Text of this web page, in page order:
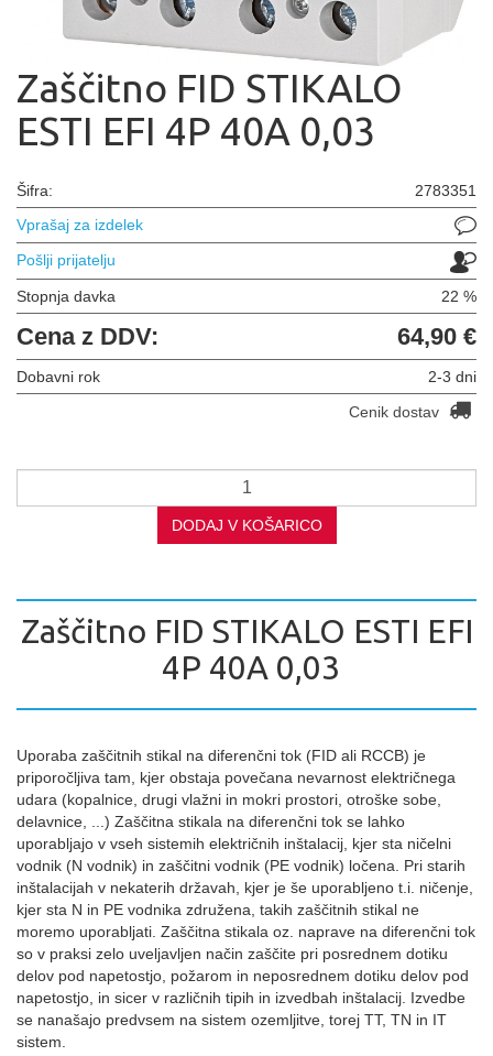
Zaščitno FID STIKALO
ESTI EFI 4P 40A 0,03
Šifra:
2783351
Vprašaj za izdelek
Pošlji prijatelju
Stopnja davka 22 %
Cena z DDV: 64,90 €
Dobavni rok
2-3 dni
Cenik dostav
DODAJ V KOŠARICO
Zaščitno FID STIKALO ESTI EFI
4P 40A 0,03
Uporaba zaščitnih stikal na diferenčni tok (FID ali RCCB) je
priporočljiva tam, kjer obstaja povečana nevarnost električnega
udara (kopalnice, drugi vlažni in mokri prostori, otroške sobe,
delavnice, ...) Zaščitna stikala na diferenčni tok se lahko
uporabljajo v vseh sistemih električnih inštalacij, kjer sta ničelni
vodnik (N vodnik) in zaščitni vodnik (PE vodnik) ločena. Pri starih
inštalacijah v nekaterih državah, kjer je še uporabljeno t.i. ničenje,
kjer sta N in PE vodnika združena, takih zaščitnih stikal ne
moremo uporabljati. Zaščitna stikala oz. naprave na diferenčni tok
so v praksi zelo uveljavljen način zaščite pri posrednem dotiku
delov pod napetostjo, požarom in neposrednem dotiku delov pod
napetostjo, in sicer v različnih tipih in izvedbah inštalacij. Izvedbe
se nanašajo predvsem na sistem ozemljitve, torej TT, TN in IT
sistem.